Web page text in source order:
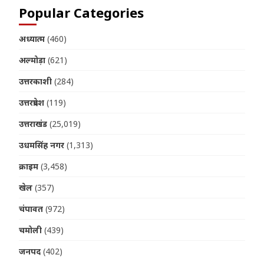
Popular Categories
अध्यात्म (460)
अल्मोड़ा (621)
उत्तरकाशी (284)
उत्तरप्रदेश (119)
उत्तराखंड (25,019)
उधमसिंह नगर (1,313)
क्राइम (3,458)
खेल (357)
चंपावत (972)
चमोली (439)
जनपद (402)